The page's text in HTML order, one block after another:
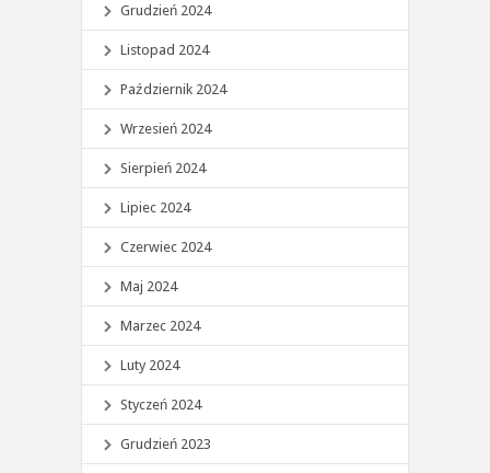
Grudzień 2024
Listopad 2024
Październik 2024
Wrzesień 2024
Sierpień 2024
Lipiec 2024
Czerwiec 2024
Maj 2024
Marzec 2024
Luty 2024
Styczeń 2024
Grudzień 2023